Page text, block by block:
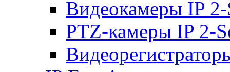
Видеокамеры IP 2-
PTZ-камеры IP 2-